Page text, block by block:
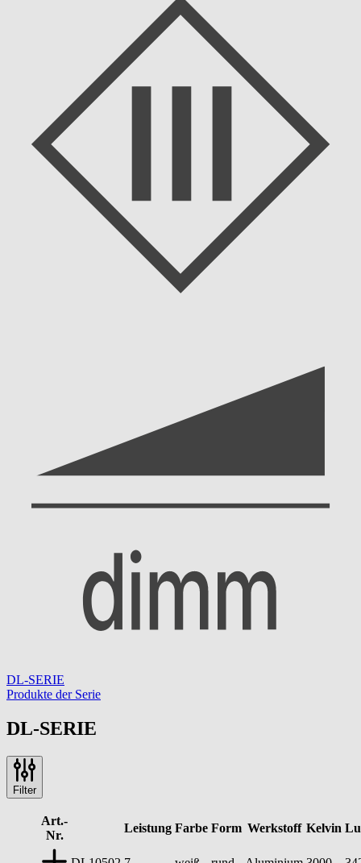
DL-SERIE
Produkte der Serie
DL-SERIE
Filter
Art.-
Nr.
Leistung Farbe Form Werkstoff Kelvin